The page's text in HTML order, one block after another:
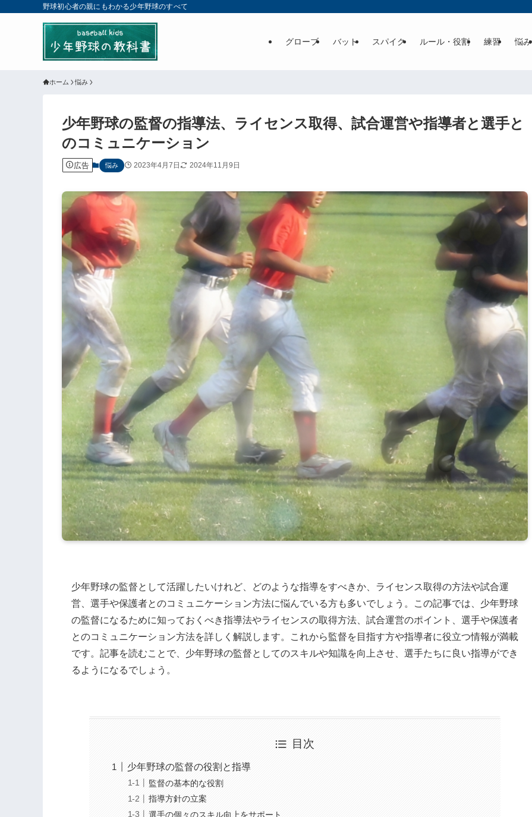
野球初心者の親にもわかる少年野球のすべて
グローブ バット スパイク ルール・役割 練習 悩み
ホーム 悩み
少年野球の監督の指導法、ライセンス取得、試合運営や指導者と選手と
のコミュニケーション
広告 悩み 2023年4月7日 2024年11月9日
少年野球の監督として活躍したいけれど、どのような指導をすべきか、ライセンス取得の方法や試合運
営、選手や保護者とのコミュニケーション方法に悩んでいる方も多いでしょう。この記事では、少年野球
の監督になるために知っておくべき指導法やライセンスの取得方法、試合運営のポイント、選手や保護者
とのコミュニケーション方法を詳しく解説します。これから監督を目指す方や指導者に役立つ情報が満載
です。記事を読むことで、少年野球の監督としてのスキルや知識を向上させ、選手たちに良い指導ができ
るようになるでしょう。
目次
少年野球の監督の役割と指導
監督の基本的な役割
指導方針の立案
選手の個々のスキル向上をサポート